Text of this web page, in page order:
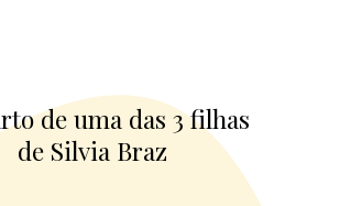
de uma das 3 filhas
de Silvia Braz